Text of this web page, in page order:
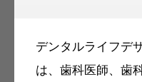
デンタルライフデ
は、歯科医師、歯